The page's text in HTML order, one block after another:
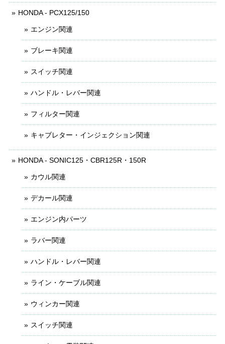
HONDA - PCX125/150
エンジン関連
ブレーキ関連
スイッチ関連
ハンドル・レバー関連
フィルター関連
キャブレター・インジェクション関連
HONDA - SONIC125・CBR125R・150R
カウル関連
デカール関連
エンジン内パーツ
ラバー関連
ハンドル・レバー関連
ライン・ケーブル関連
ウィンカー関連
スイッチ関連